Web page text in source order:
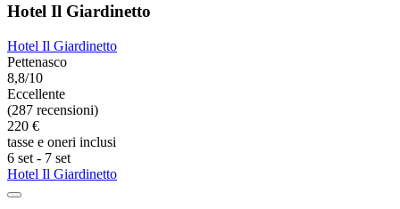
Hotel Il Giardinetto
Hotel Il Giardinetto
Pettenasco
8,8/10
Eccellente
(287 recensioni)
220 €
tasse e oneri inclusi
6 set - 7 set
Hotel Il Giardinetto